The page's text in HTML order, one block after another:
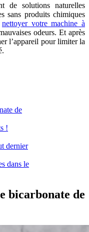
de solutions naturelles
sans produits chimiques
nettoyer votre machine à
odeurs. Et après
l’appareil pour limiter la
de
!
dernier
dans le
bicarbonate de